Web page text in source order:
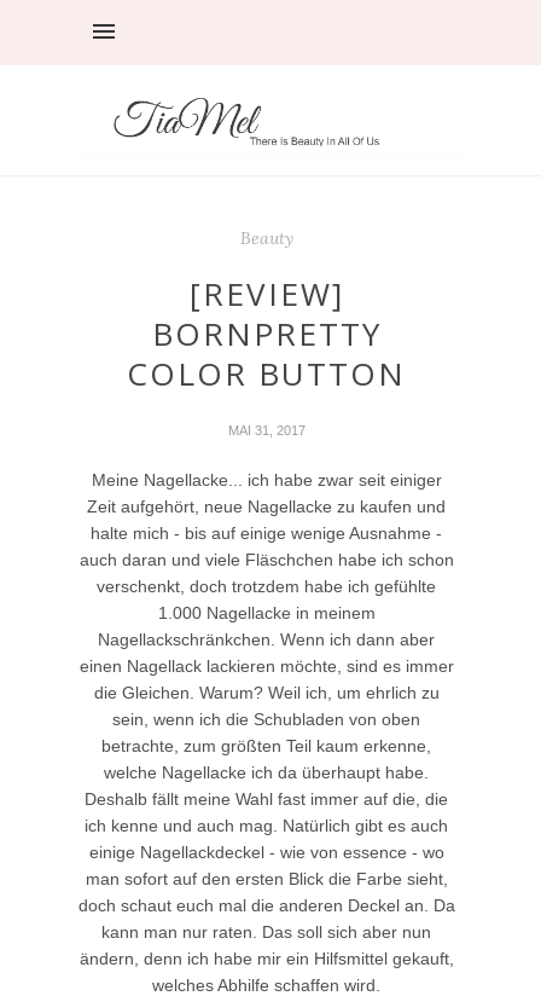
Beauty
[REVIEW]
BORNPRETTY
COLOR BUTTON
MAI 31, 2017
Meine Nagellacke... ich habe zwar seit einiger
Zeit aufgehört, neue Nagellacke zu kaufen und
halte mich - bis auf einige wenige Ausnahme -
auch daran und viele Fläschchen habe ich schon
verschenkt, doch trotzdem habe ich gefühlte
1.000 Nagellacke in meinem
Nagellackschränkchen. Wenn ich dann aber
einen Nagellack lackieren möchte, sind es immer
die Gleichen. Warum? Weil ich, um ehrlich zu
sein, wenn ich die Schubladen von oben
betrachte, zum größten Teil kaum erkenne,
welche Nagellacke ich da überhaupt habe.
Deshalb fällt meine Wahl fast immer auf die, die
ich kenne und auch mag. Natürlich gibt es auch
einige Nagellackdeckel - wie von essence - wo
man sofort auf den ersten Blick die Farbe sieht,
doch schaut euch mal die anderen Deckel an. Da
kann man nur raten. Das soll sich aber nun
ändern, denn ich habe mir ein Hilfsmittel gekauft,
welches Abhilfe schaffen wird.